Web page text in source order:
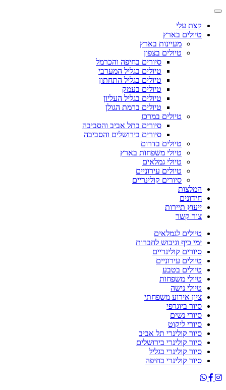
קצת עלי
טיולים בארץ
מעיינות בארץ
טיולים בצפון
סיורים בחיפה והכרמל
טיולים בגליל המערבי
טיולים בגליל התחתון
טיולים בעמק
טיולים בגליל העליון
טיולים ברמת הגולן
טיולים במרכז
סיורים בתל אביב והסביבה
סיורים בירושלים והסביבה
טיולים בדרום
טיולי משפחות בארץ
טיולי גמלאים
טיולים עירוניים
סיורים קולינריים
המלצות
חידונים
ייעוץ תיירות
צור קשר
טיולים לגמלאים
ימי כיף וגיבוש לחברות
סיורים קולינריים
טיולים עירוניים
טיולים בטבע
טיולי משפחות
טיולי נישה
ציון אירוע משפחתי
סיור ביוגרפי
סיורי נשים
סיורי ליקוט
סיור קולינרי תל אביב
סיור קולינרי בירושלים
סיור קולינרי בגליל
סיור קולינרי בחיפה